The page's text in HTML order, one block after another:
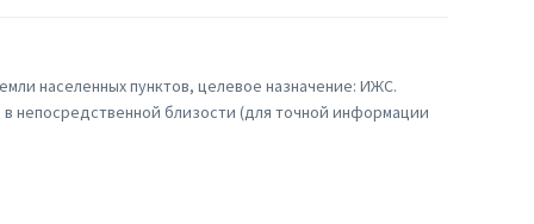
населенных пунктов, целевое назначение: ИЖС.
непосредственной близости (для точной информации